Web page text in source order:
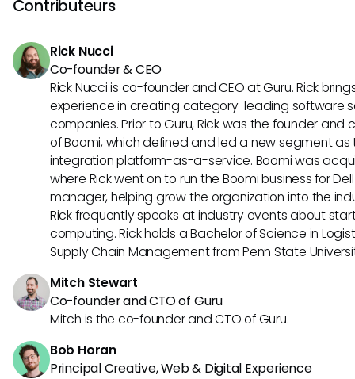
clairs si une telle intégration se produisait à l'avenir.
Contributeurs
Rick Nucci
Co-founder & CEO
Rick Nucci is co-founder and CEO at Guru. Rick
experience in creating category-leading software
companies. Prior to Guru, Rick was the founder
of Boomi, which defined and led a new segment
integration platform-as-a-service. Boomi was
where Rick went on to run the Boomi business for
manager, helping grow the organization into the
Rick frequently speaks at industry events about
computing. Rick holds a Bachelor of Science in
Supply Chain Management from Penn State
Mitch Stewart
Co-founder and CTO of Guru
Mitch is the co-founder and CTO of Guru.
Bob Horan
Principal Creative, Web & Digital Experience